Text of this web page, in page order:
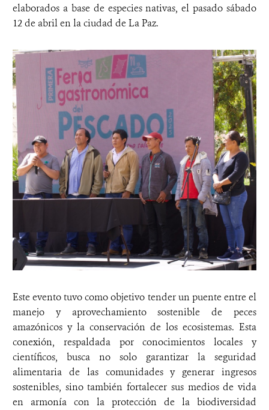
elaborados a base de especies nativas, el pasado sábado
12 de abril en la ciudad de La Paz.
Este evento tuvo como objetivo tender un puente entre el
manejo y aprovechamiento sostenible de peces
amazónicos y la conservación de los ecosistemas. Esta
conexión, respaldada por conocimientos locales y
científicos, busca no solo garantizar la seguridad
alimentaria de las comunidades y generar ingresos
sostenibles, sino también fortalecer sus medios de vida
en armonía con la protección de la biodiversidad